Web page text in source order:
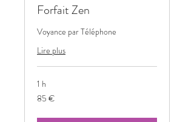
Forfait Zen
Voyance par Téléphone
Lire plus
1 h
85
euros
85 €